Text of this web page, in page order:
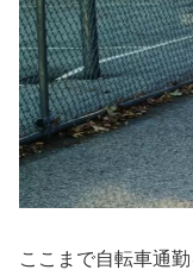
ここまで自転車通